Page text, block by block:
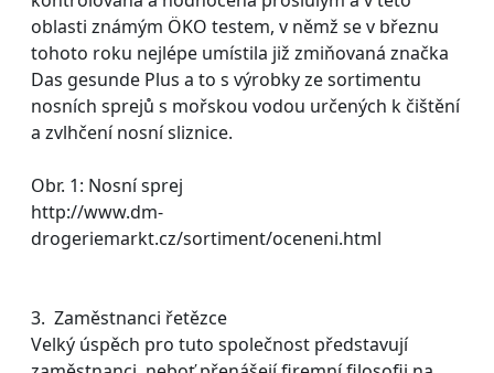
oblasti známým ÖKO testem, v němž se v březnu
tohoto roku nejlépe umístila již zmiňovaná značka
Das gesunde Plus a to s výrobky ze sortimentu
nosních sprejů s mořskou vodou určených k čištění
a zvlhčení nosní sliznice.
Obr. 1: Nosní sprej
http://www.dm-
drogeriemarkt.cz/sortiment/oceneni.html
3. Zaměstnanci řetězce
Velký úspěch pro tuto společnost představují